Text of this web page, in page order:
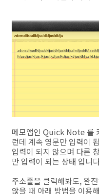
메모앱인 Quick Note 를
런데 계속 영문만 입력이
입력이 되지 않으며 다른
만 입력이 되는 상태 입니
주소줄을 클릭해봐도, 완
않을 때 아래 방법을 이용